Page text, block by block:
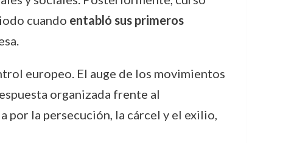
cuando entabló sus primeros
europeo. El auge de los movimientos
organizada frente al
por la persecución, la cárcel y el exilio,